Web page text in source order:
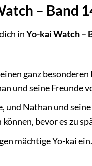
– Band
inYo-kai Watch –
ganz
und seine Freunde
und Nathan und
bevor es zu
mächtige Yo-kai